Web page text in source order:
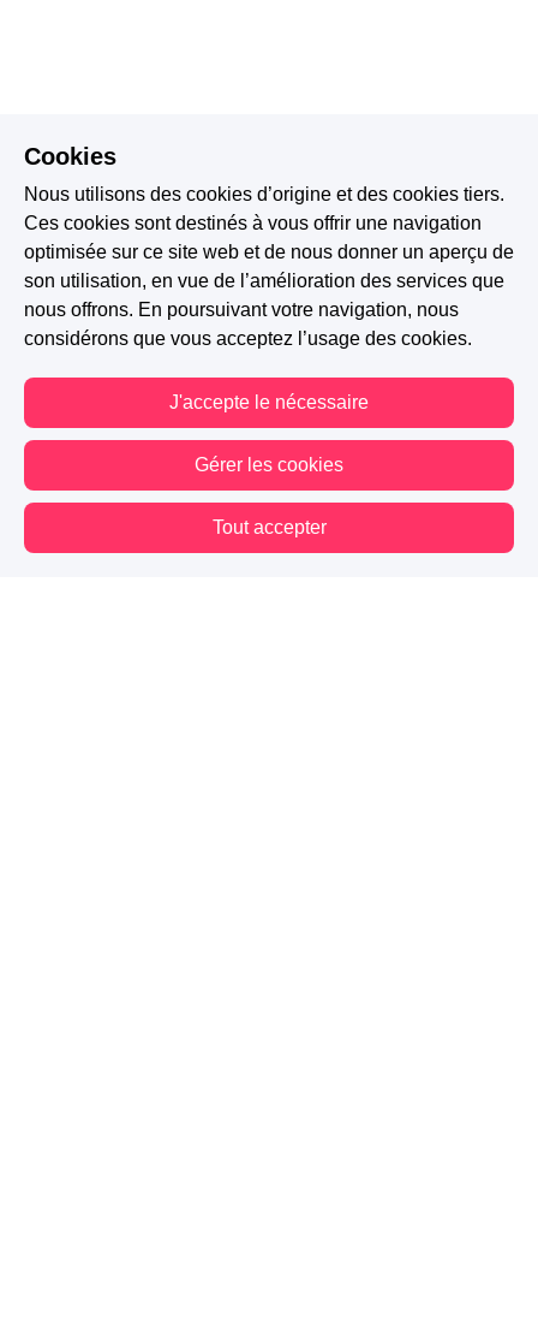
Cookies
Nous utilisons des cookies d’origine et des cookies tiers.
Ces cookies sont destinés à vous offrir une navigation
optimisée sur ce site web et de nous donner un aperçu de
son utilisation, en vue de l’amélioration des services que
nous offrons. En poursuivant votre navigation, nous
considérons que vous acceptez l’usage des cookies.
J'accepte le nécessaire
Gérer les cookies
Tout accepter